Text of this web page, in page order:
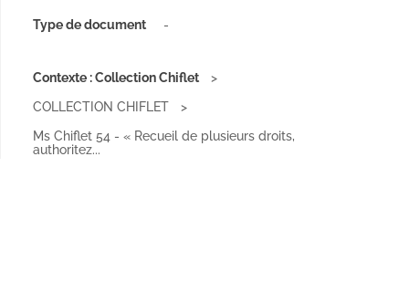
Type de document -
Contexte : Collection Chiflet
COLLECTION CHIFLET
Ms Chiflet 54 - « Recueil de plusieurs droits,
authoritez...